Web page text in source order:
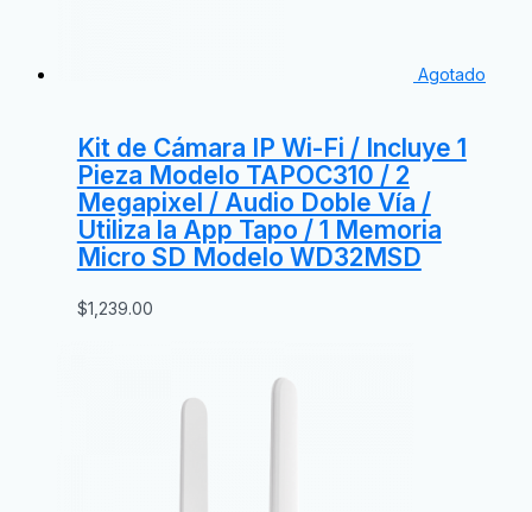
Agotado
Kit de Cámara IP Wi-Fi / Incluye 1
Pieza Modelo TAPOC310 / 2
Megapixel / Audio Doble Vía /
Utiliza la App Tapo / 1 Memoria
Micro SD Modelo WD32MSD
$1,239.00